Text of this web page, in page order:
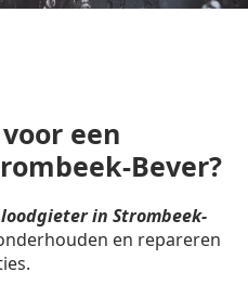
een
Bever?
in Strombeek-
en repareren